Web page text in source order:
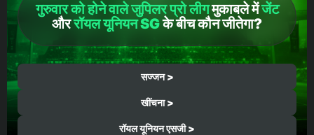
गुरुवार को होने वाले जुपिलर प्रो लीगमुकाबले मेंजेंट
औररॉयल यूनियन SGके बीच कौन जीतेगा?
सज्जन >
खींचना >
रॉयल यूनियन एसजी >